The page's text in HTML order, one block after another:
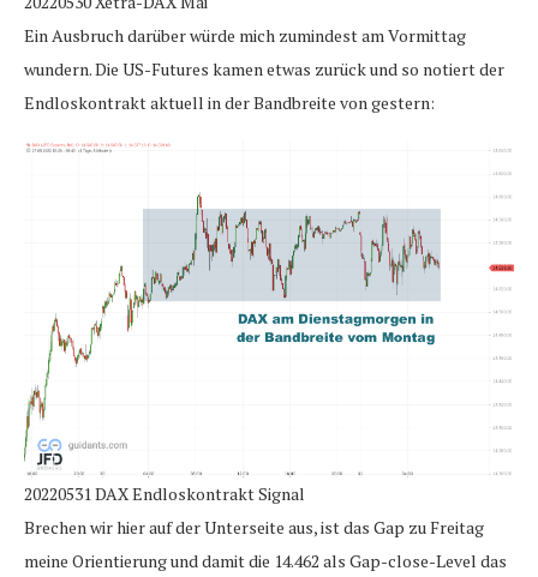
Ein Ausbruch darüber würde mich zumindest am Vormittag
wundern. Die US-Futures kamen etwas zurück und so notiert der
Endloskontrakt aktuell in der Bandbreite von gestern:
20220531 DAX Endloskontrakt Signal
Brechen wir hier auf der Unterseite aus, ist das Gap zu Freitag
meine Orientierung und damit die 14.462 als Gap-close-Level das